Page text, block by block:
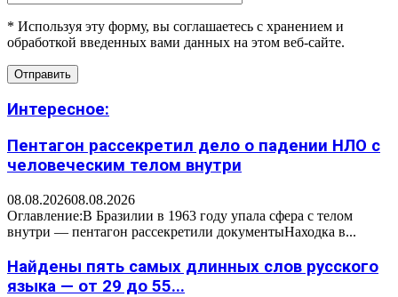
* Используя эту форму, вы соглашаетесь с хранением и
обработкой введенных вами данных на этом веб-сайте.
Интересное:
Пентагон рассекретил дело о падении НЛО с
человеческим телом внутри
08.08.202608.08.2026
Оглавление:В Бразилии в 1963 году упала сфера с телом
внутри — пентагон рассекретили документыНаходка в...
Найдены пять самых длинных слов русского
языка — от 29 до 55...